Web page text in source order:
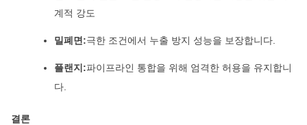
계적 강도
밀폐면:극한 조건에서 누출 방지 성능을 보장합니다.
플랜지:파이프라인 통합을 위해 엄격한 허용을 유지합니
다.
결론